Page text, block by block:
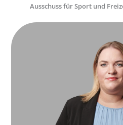
Ausschuss für Sport und